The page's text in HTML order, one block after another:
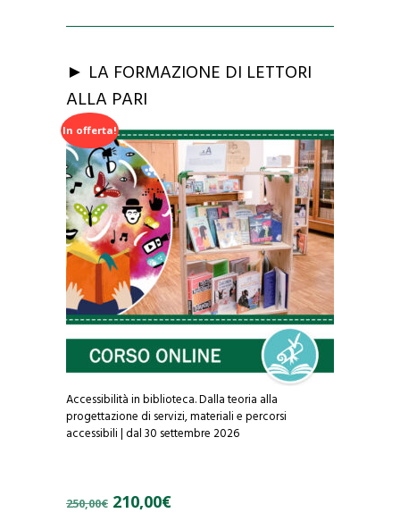
180,00€.150,00€.
► LA FORMAZIONE DI LETTORI
ALLA PARI
In offerta!
Accessibilità in biblioteca. Dalla teoria alla
progettazione di servizi, materiali e percorsi
accessibili | dal 30 settembre 2026
250,00€ Il
210,00€Il